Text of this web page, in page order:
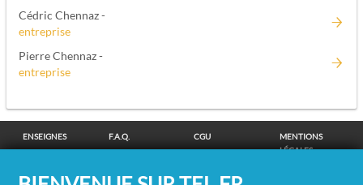
Cédric Chennaz -
entreprise
Pierre Chennaz -
entreprise
ENSEIGNES F.A.Q. CGU
MENTIONS
LÉGALES
CONFIDENTIALITÉ
COOKIES
CHOIX